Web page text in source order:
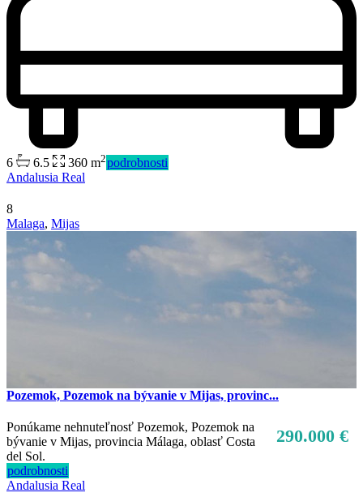
6 6.5 360 m2podrobnosti
Andalusia Real
8
Malaga, Mijas
Pozemok, Pozemok na bývanie v Mijas, provinc...
290.000 €
Ponúkame nehnuteľnosť Pozemok, Pozemok na
bývanie v Mijas, provincia Málaga, oblasť Costa
del Sol.
podrobnosti
Andalusia Real